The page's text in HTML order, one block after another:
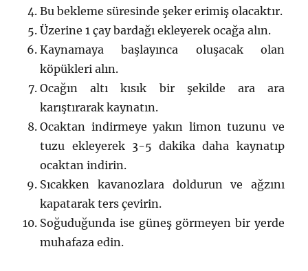
Bu bekleme süresinde şeker erimiş olacaktır.
Üzerine 1 çay bardağı ekleyerek ocağa alın.
Kaynamaya başlayınca oluşacak olan
köpükleri alın.
Ocağın altı kısık bir şekilde ara ara
karıştırarak kaynatın.
Ocaktan indirmeye yakın limon tuzunu ve
tuzu ekleyerek 3-5 dakika daha kaynatıp
ocaktan indirin.
Sıcakken kavanozlara doldurun ve ağzını
kapatarak ters çevirin.
Soğuduğunda ise güneş görmeyen bir yerde
muhafaza edin.